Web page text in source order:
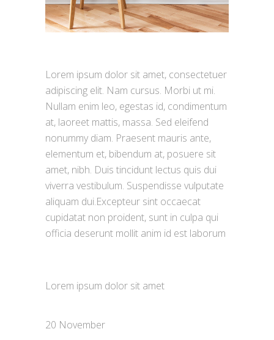
Lorem ipsum dolor sit amet, consectetuer
adipiscing elit. Nam cursus. Morbi ut mi.
Nullam enim leo, egestas id, condimentum
at, laoreet mattis, massa. Sed eleifend
nonummy diam. Praesent mauris ante,
elementum et, bibendum at, posuere sit
amet, nibh. Duis tincidunt lectus quis dui
viverra vestibulum. Suspendisse vulputate
aliquam dui.Excepteur sint occaecat
cupidatat non proident, sunt in culpa qui
officia deserunt mollit anim id est laborum
Lorem ipsum dolor sit amet
20 November